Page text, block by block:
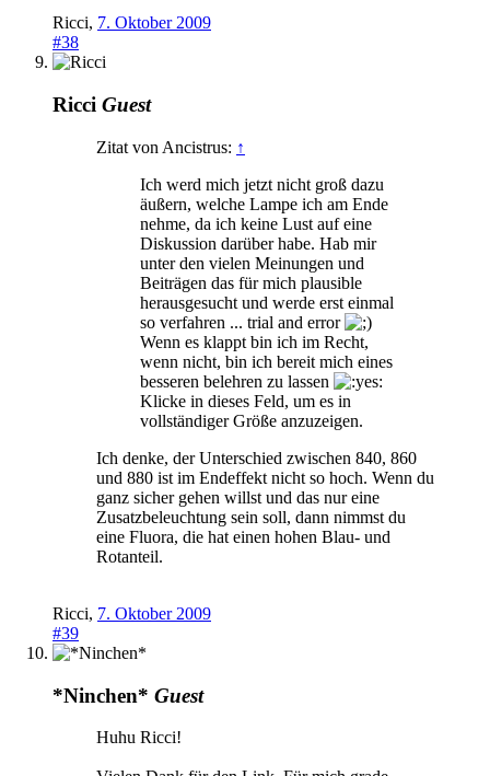
Ricci, 7. Oktober 2009
#38
Ricci Guest
Zitat von Ancistrus: ↑
Ich werd mich jetzt nicht groß dazu
äußern, welche Lampe ich am Ende
nehme, da ich keine Lust auf eine
Diskussion darüber habe. Hab mir
unter den vielen Meinungen und
Beiträgen das für mich plausible
herausgesucht und werde erst einmal
so verfahren ... trial and error
Wenn es klappt bin ich im Recht,
wenn nicht, bin ich bereit mich eines
besseren belehren zu lassen
Klicke in dieses Feld, um es in
vollständiger Größe anzuzeigen.
Ich denke, der Unterschied zwischen 840, 860
und 880 ist im Endeffekt nicht so hoch. Wenn du
ganz sicher gehen willst und das nur eine
Zusatzbeleuchtung sein soll, dann nimmst du
eine Fluora, die hat einen hohen Blau- und
Rotanteil.
Ricci, 7. Oktober 2009
#39
*Ninchen* Guest
Huhu Ricci!